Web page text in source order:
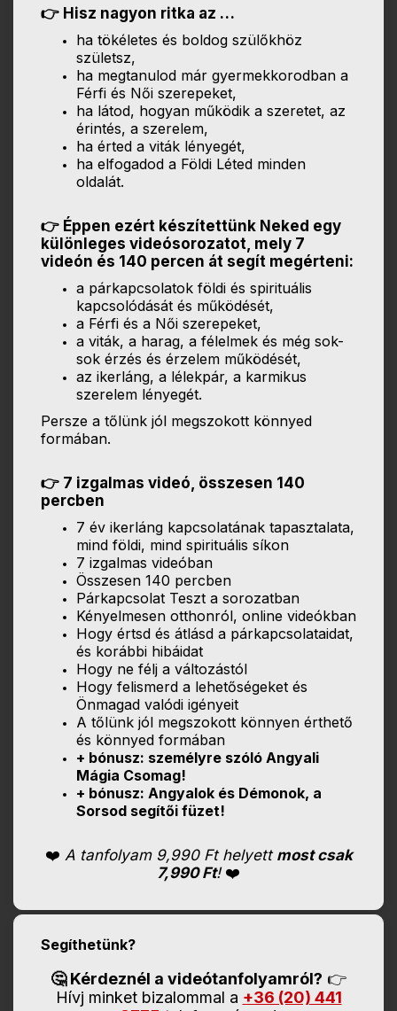
👉 Hisz nagyon ritka az …
ha tökéletes és boldog szülőkhöz
születsz,
ha megtanulod már gyermekkorodban a
Férfi és Női szerepeket,
ha látod, hogyan működik a szeretet, az
érintés, a szerelem,
ha érted a viták lényegét,
ha elfogadod a Földi Léted minden
oldalát.
👉 Éppen ezért készítettünk Neked egy
különleges videósorozatot, mely 7
videón és 140 percen át segít megérteni:
a párkapcsolatok földi és spirituális
kapcsolódását és működését,
a Férfi és a Női szerepeket,
a viták, a harag, a félelmek és még sok-
sok érzés és érzelem működését,
az ikerláng, a lélekpár, a karmikus
szerelem lényegét.
Persze a tőlünk jól megszokott könnyed
formában.
👉 7 izgalmas videó, összesen 140
percben
7 év ikerláng kapcsolatának tapasztalata,
mind földi, mind spirituális síkon
7 izgalmas videóban
Összesen 140 percben
Párkapcsolat Teszt a sorozatban
Kényelmesen otthonról, online videókban
Hogy értsd és átlásd a párkapcsolataidat,
és korábbi hibáidat
Hogy ne félj a változástól
Hogy felismerd a lehetőségeket és
Önmagad valódi igényeit
A tőlünk jól megszokott könnyen érthető
és könnyed formában
+ bónusz: személyre szóló Angyali
Mágia Csomag!
+ bónusz: Angyalok és Démonok, a
Sorsod segítői füzet!
❤️ A tanfolyam 9,990 Ft helyett most csak
7,990 Ft! ❤️
Segíthetünk?
🤔 Kérdeznél a videótanfolyamról? 👉
Hívj minket bizalommal a +36 (20) 441